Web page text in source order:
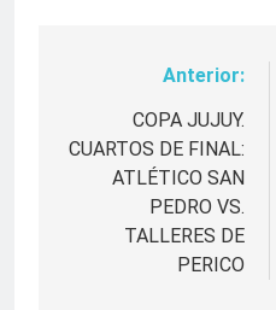
Navegación
entradas
Anterior:
COPA JUJUY.
CUARTOS DE FINAL:
ATLÉTICO SAN
PEDRO VS.
TALLERES DE
PERICO